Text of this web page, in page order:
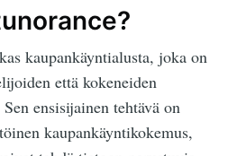
kaupankäyntialusta, joka on
että kokeneiden
ensisijainen tehtävä on
kaupankäyntikokemus,